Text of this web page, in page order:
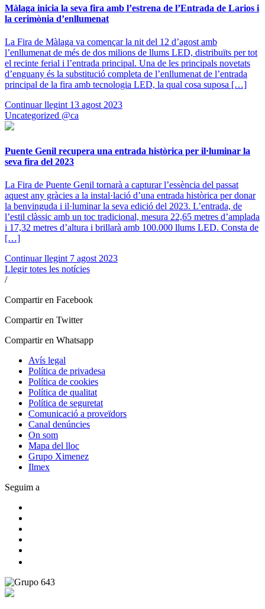
Màlaga inicia la seva fira amb l’estrena de l’Entrada de Larios i
la cerimònia d’enllumenat
La Fira de Màlaga va començar la nit del 12 d’agost amb
l’enllumenat de més de dos milions de llums LED, distribuïts per tot
el recinte ferial i l’entrada principal. Una de les principals novetats
d’enguany és la substitució completa de l’enllumenat de l’entrada
principal de la fira amb tecnologia LED, la qual cosa suposa […]
Continuar llegint 13 agost 2023
Uncategorized @ca
Puente Genil recupera una entrada històrica per il·luminar la
seva fira del 2023
La Fira de Puente Genil tornarà a capturar l’essència del passat
aquest any gràcies a la instal·lació d’una entrada històrica per donar
la benvinguda i il·luminar la seva edició del 2023. L’entrada, de
l’estil clàssic amb un toc tradicional, mesura 22,65 metres d’amplada
i 17,32 metres d’altura i brillarà amb 100.000 llums LED. Consta de
[…]
Continuar llegint 7 agost 2023
Llegir totes les notícies
/
Compartir en Facebook
Compartir en Twitter
Compartir en Whatsapp
Avís legal
Política de privadesa
Política de cookies
Política de qualitat
Política de seguretat
Comunicació a proveïdors
Canal denúncies
On som
Mapa del lloc
Grupo Ximenez
Ilmex
Seguim a